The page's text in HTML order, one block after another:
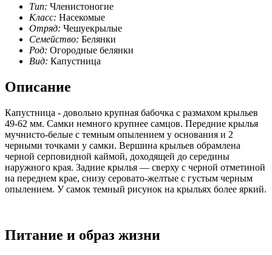
Тип: Членистоногие
Класс: Насекомые
Отряд: Чешуекрылые
Семейство: Белянки
Род: Огородные белянки
Вид: Капустница
Описание
Капустница - довольно крупная бабочка с размахом крыльев
49-62 мм. Самки немного крупнее самцов. Передние крылья
мучнисто-белые с темным опылением у основания и 2
черными точками у самки. Вершина крыльев обрамлена
черной серповидной каймой, доходящей до середины
наружного края. Задние крылья — сверху с черной отметиной
на переднем крае, снизу серовато-желтые с густым черным
опылением. У самок темный рисунок на крыльях более яркий.
Питание и образ жизни